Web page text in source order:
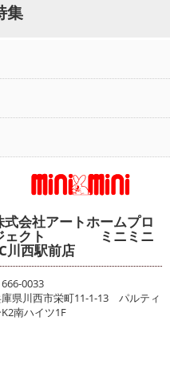
集
式会社アートホームプロ
ェクト ミニミニ
川西駅前店
0033
県川西市栄町11-1-13 パルティ
南ハイツ1F